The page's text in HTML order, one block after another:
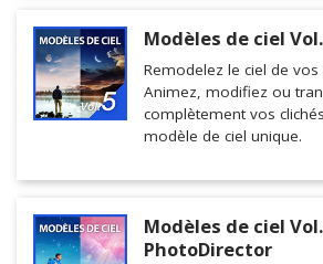
Modèles de ciel
Remodelez le ciel de
Animez, modifiez ou
complètement vos
modèle de ciel unique.
Modèles de ciel
PhotoDirector